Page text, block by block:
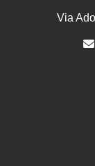
Via